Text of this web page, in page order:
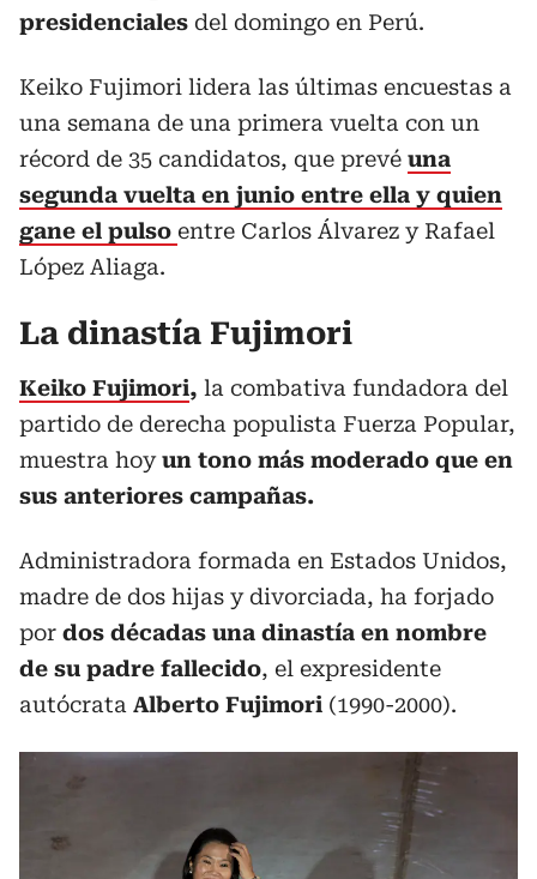
presidenciales del domingo en Perú.
Keiko Fujimori lidera las últimas encuestas a
una semana de una primera vuelta con un
récord de 35 candidatos, que prevé una
segunda vuelta en junio entre ella y quien
gane el pulso entre Carlos Álvarez y Rafael
López Aliaga.
La dinastía Fujimori
Keiko Fujimori, la combativa fundadora del
partido de derecha populista Fuerza Popular,
muestra hoyun tono más moderado que en
sus anteriores campañas.
Administradora formada en Estados Unidos,
madre de dos hijas y divorciada, ha forjado
por dos décadas una dinastía en nombre
de su padre fallecido, el expresidente
autócrata Alberto Fujimori (1990-2000).